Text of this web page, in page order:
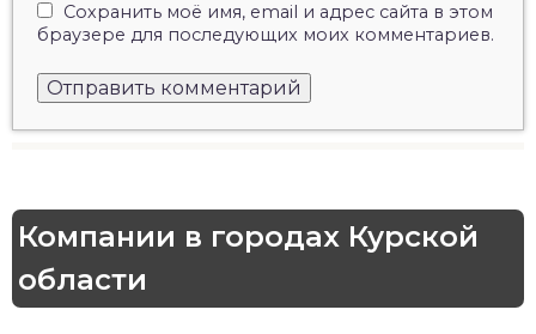
Сохранить моё имя, email и адрес сайта в этом
браузере для последующих моих комментариев.
Компании в городах Курской
области